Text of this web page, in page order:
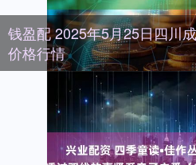
钱盈配 2025年5月25日四川
价格行情